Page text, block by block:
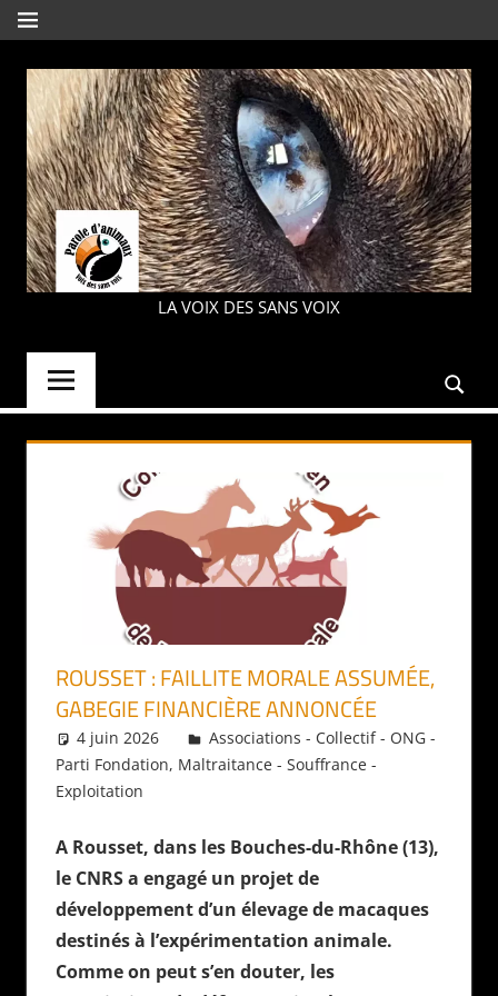
Aller
au
contenu
MENU
PAROLE
LA VOIX DES SANS VOIX
ROUSSET : FAILLITE MORALE ASSUMÉE,
GABEGIE FINANCIÈRE ANNONCÉE
4 juin 2026 Daniel
Associations - Collectif - ONG -
Parti Fondation, Maltraitance - Souffrance -
Exploitation
A Rousset, dans les Bouches-du-Rhône (13),
le CNRS a engagé un projet de
développement d’un élevage de macaques
destinés à l’expérimentation animale.
Comme on peut s’en douter, les